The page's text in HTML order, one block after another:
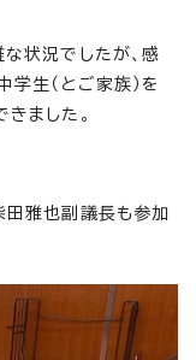
状況でしたが、感
生（とご家族）を
ました。
田雅也副議長も参加